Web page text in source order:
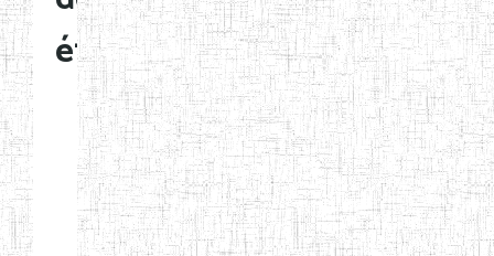
établissements
Etablissements
d'enseignement
normal